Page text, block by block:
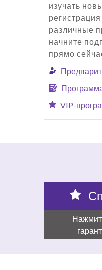
изучать
различные
начните
прямо
VIP-